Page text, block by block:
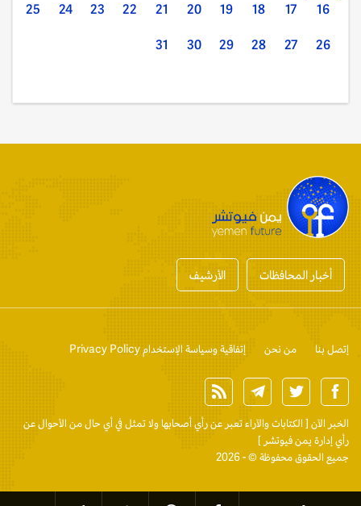
16
17
18
19
20
21
22
23
24
25
26
27
28
29
30
31
أخبار المحافظات الأرشيف
إتصل بنا من نحن إتفاقية وسياسة الإستخدام Privacy Policy
الخبر الآن [ الكتابات والآراء تعبر عن رأي أصحابها ولا تمثل في أي حال من الأحوال عن
رأي إدارة يمن فيوتشر ]
جميع الحقوق محفوظة © - 2026